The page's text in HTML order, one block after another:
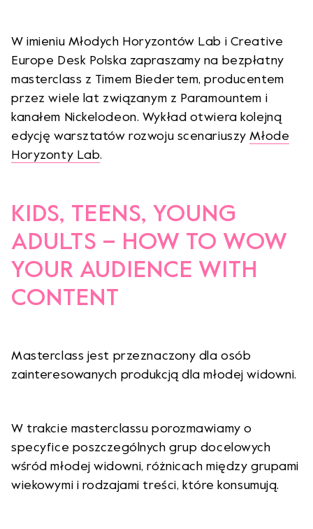
W imieniu Młodych Horyzontów Lab i Creative
Europe Desk Polska zapraszamy na bezpłatny
masterclass z Timem Biedertem, producentem
przez wiele lat związanym z Paramountem i
kanałem Nickelodeon. Wykład otwiera kolejną
edycję warsztatów rozwoju scenariuszyMłode
Horyzonty Lab.
KIDS, TEENS, YOUNG
ADULTS – HOW TO WOW
YOUR AUDIENCE WITH
CONTENT
Masterclass jest przeznaczony dla osób
zainteresowanych produkcją dla młodej widowni.
W trakcie masterclassu porozmawiamy o
specyfice poszczególnych grup docelowych
wśród młodej widowni, różnicach między grupami
wiekowymi i rodzajami treści, które konsumują.